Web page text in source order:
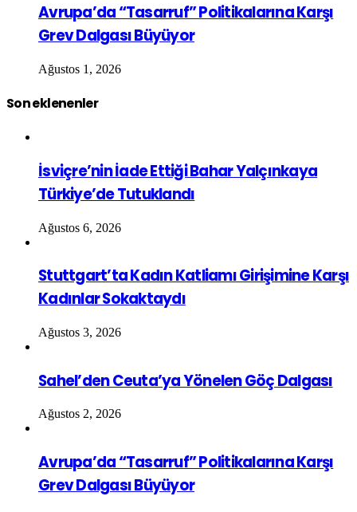
Avrupa’da “Tasarruf” Politikalarına Karşı
Grev Dalgası Büyüyor
Ağustos 1, 2026
Son eklenenler
İsviçre’nin İade Ettiği Bahar Yalçınkaya
Türkiye’de Tutuklandı
Ağustos 6, 2026
Stuttgart’ta Kadın Katliamı Girişimine Karşı
Kadınlar Sokaktaydı
Ağustos 3, 2026
Sahel’den Ceuta’ya Yönelen Göç Dalgası
Ağustos 2, 2026
Avrupa’da “Tasarruf” Politikalarına Karşı
Grev Dalgası Büyüyor